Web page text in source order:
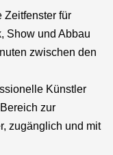
Zeitfenster für
Show und Abbau
zwischen den
Künstler
zur
zugänglich und mit